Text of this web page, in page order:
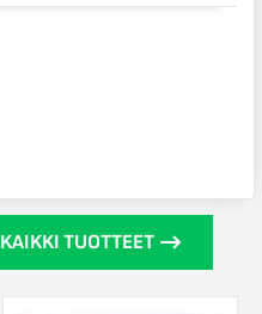
KAIKKI TUOTTEET